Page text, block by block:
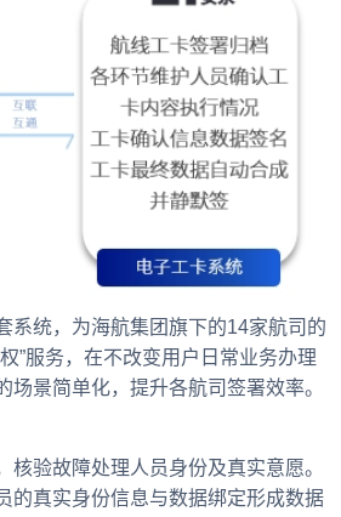
系统，为海航集团旗下的14家航司的
”服务，在不改变用户日常业务办理
景简单化，提升各航司签署效率。
验故障处理人员身份及真实意愿。
的真实身份信息与数据绑定形成数据